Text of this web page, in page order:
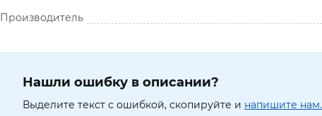
Производитель
Нашли ошибку в описании?
Выделите текст с ошибкой, скопируйте и напишите нам.